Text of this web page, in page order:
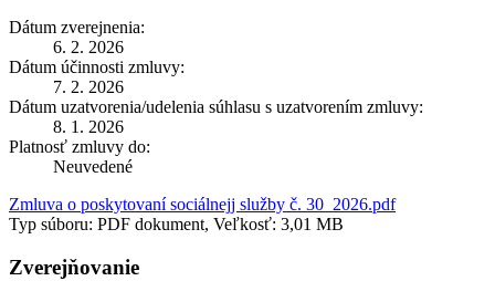
Dátum zverejnenia:
6. 2. 2026
Dátum účinnosti zmluvy:
7. 2. 2026
Dátum uzatvorenia/udelenia súhlasu s uzatvorením zmluvy:
8. 1. 2026
Platnosť zmluvy do:
Neuvedené
Zmluva o poskytovaní sociálnejj služby č. 30_2026.pdf
Typ súboru: PDF dokument, Veľkosť: 3,01 MB
Zverejňovanie